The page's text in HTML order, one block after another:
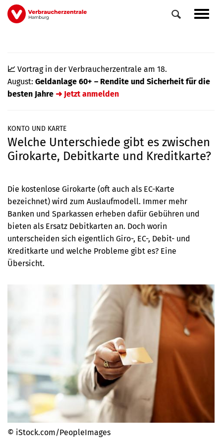
Direkt
zum
📈 Vortrag in der Verbraucherzentrale am 18.
August: Geldanlage 60+ – Rendite und Sicherheit für die
besten Jahre ➜ Jetzt anmelden
Veranstaltungen
0
Elemente
KONTO UND KARTE
Welche Unterschiede gibt es zwischen
Girokarte, Debitkarte und Kreditkarte?
Die kostenlose Girokarte (oft auch als EC-Karte
bezeichnet) wird zum Auslaufmodell. Immer mehr
Banken und Sparkassen erheben dafür Gebühren und
bieten als Ersatz Debitkarten an. Doch worin
unterscheiden sich eigentlich Giro-, EC-, Debit- und
Kreditkarte und welche Probleme gibt es? Eine
Übersicht.
© iStock.com/PeopleImages